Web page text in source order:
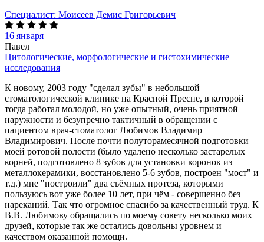
Специалист: Моисеев Демис Григорьевич
16 января
Павел
Цитологические, морфологические и гистохимические
исследования
К новому, 2003 году "сделал зубы" в небольшой
стоматологической клинике на Красной Пресне, в которой
тогда работал молодой, но уже опытный, очень приятной
наружности и безупречно тактичный в обращении с
пациентом врач-стоматолог Любимов Владимир
Владимирович. После почти полуторамесячной подготовки
моей ротовой полости (было удалено несколько застарелых
корней, подготовлено 8 зубов для установки коронок из
металлокерамики, восстановлено 5-6 зубов, построен "мост" и
т.д.) мне "построили" два съёмных протеза, которыми
пользуюсь вот уже более 10 лет, при чём - совершенно без
нареканий. Так что огромное спасибо за качественный труд. К
В.В. Любимову обращались по моему совету несколько моих
друзей, которые так же остались довольны уровнем и
качеством оказанной помощи.